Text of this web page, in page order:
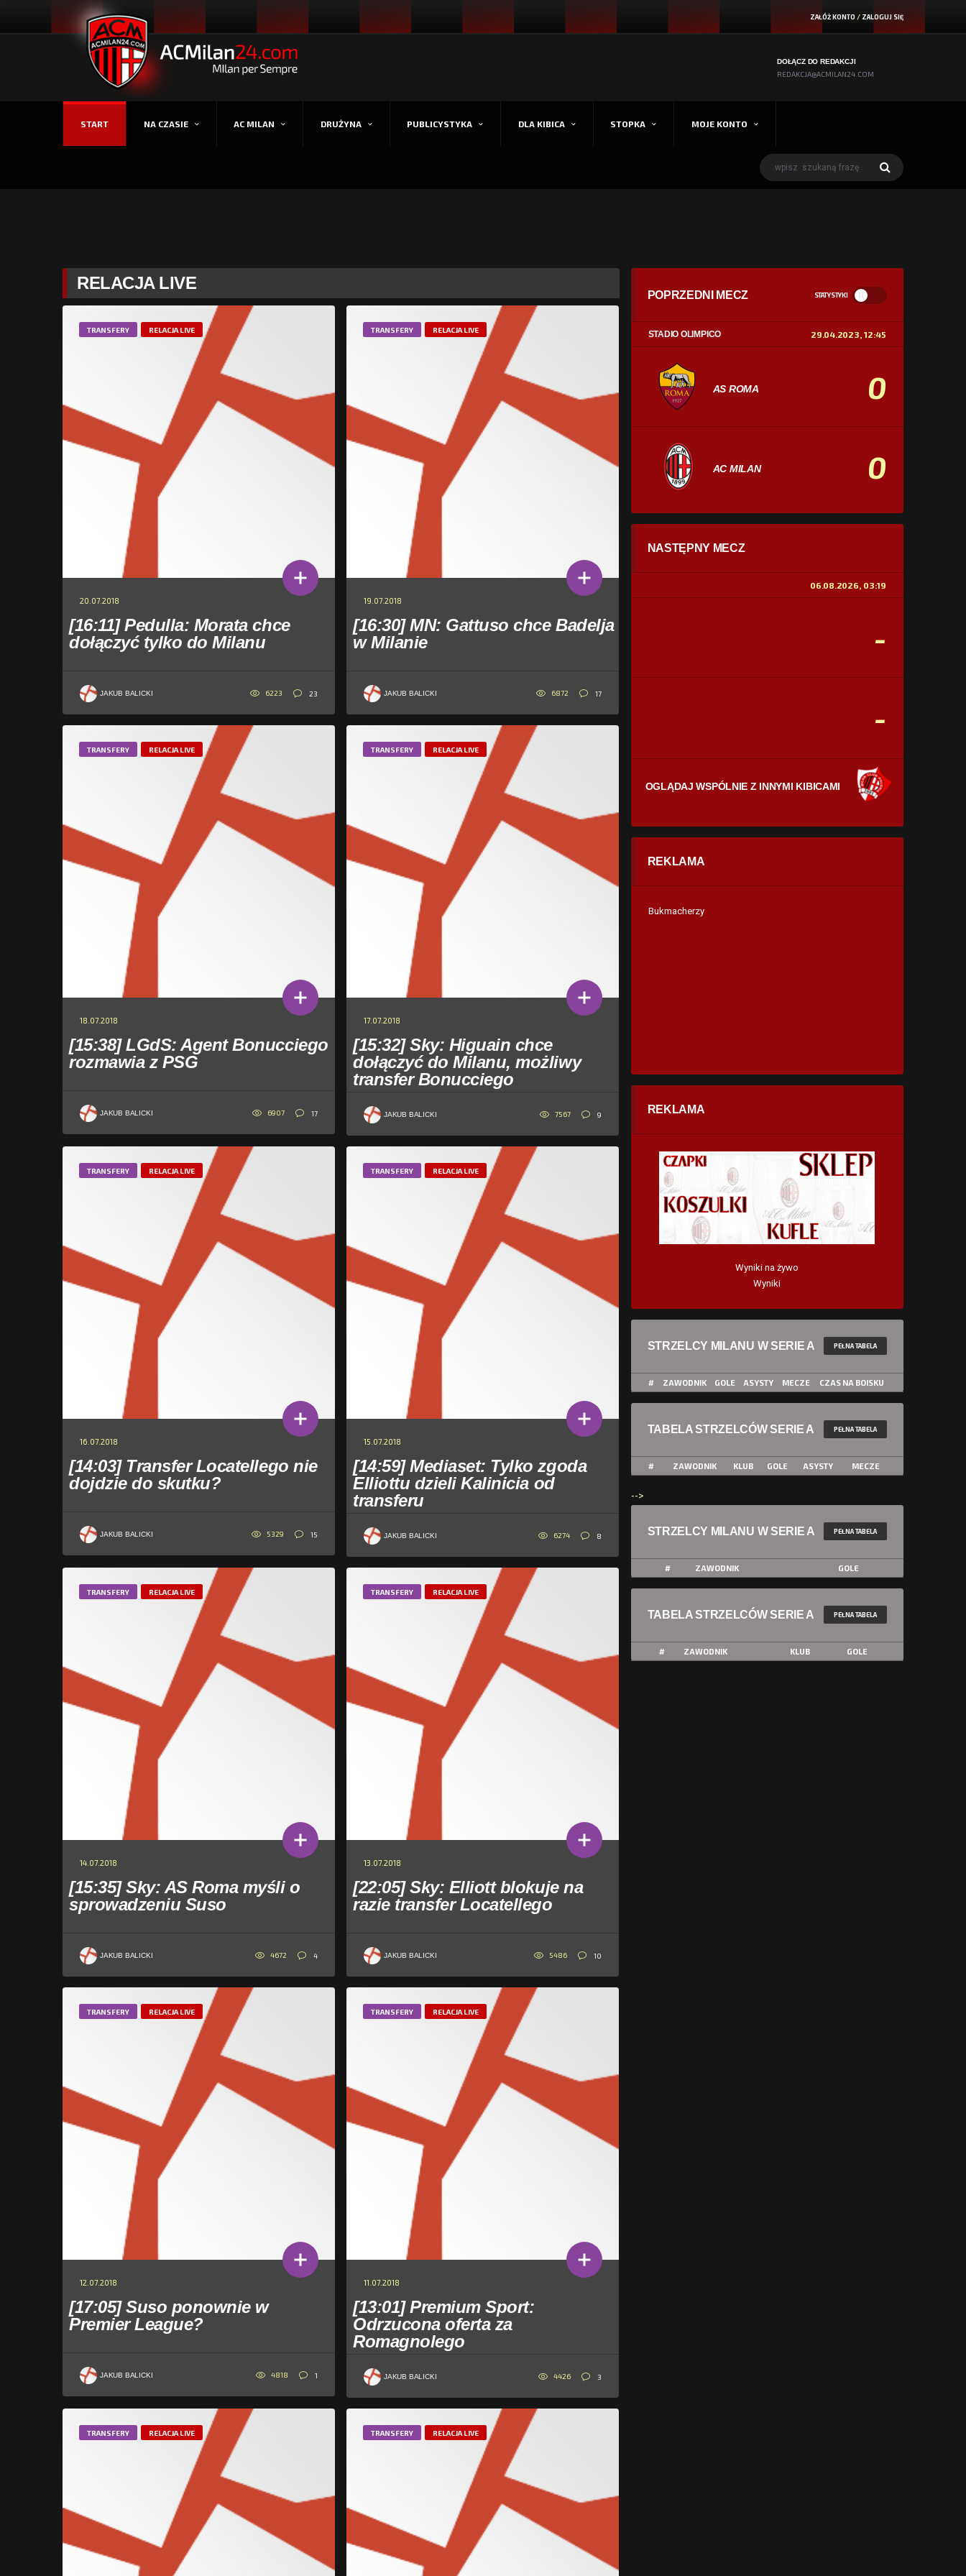
ZAŁÓŻ KONTO / ZALOGUJ SIĘ
DOŁĄCZ DO REDAKCJI
REDAKCJA@ACMILAN24.COM
START NA CZASIE AC MILAN DRUŻYNA PUBLICYSTYKA DLA KIBICA STOPKA MOJE KONTO
RELACJA LIVE
TRANSFERY RELACJA LIVE
20.07.2018
[16:11] Pedulla: Morata chce
dołączyć tylko do Milanu
JAKUB BALICKI 6223 23
TRANSFERY RELACJA LIVE
19.07.2018
[16:30] MN: Gattuso chce Badelja
w Milanie
JAKUB BALICKI 6872 17
TRANSFERY RELACJA LIVE
18.07.2018
[15:38] LGdS: Agent Bonucciego
rozmawia z PSG
JAKUB BALICKI 6907 17
TRANSFERY RELACJA LIVE
17.07.2018
[15:32] Sky: Higuain chce
dołączyć do Milanu, możliwy
transfer Bonucciego
JAKUB BALICKI 7567 9
TRANSFERY RELACJA LIVE
16.07.2018
[14:03] Transfer Locatellego nie
dojdzie do skutku?
JAKUB BALICKI 5329 15
TRANSFERY RELACJA LIVE
15.07.2018
[14:59] Mediaset: Tylko zgoda
Elliottu dzieli Kalinicia od
transferu
JAKUB BALICKI 6274 8
TRANSFERY RELACJA LIVE
14.07.2018
[15:35] Sky: AS Roma myśli o
sprowadzeniu Suso
JAKUB BALICKI 4672 4
TRANSFERY RELACJA LIVE
13.07.2018
[22:05] Sky: Elliott blokuje na
razie transfer Locatellego
JAKUB BALICKI 5486 10
TRANSFERY RELACJA LIVE
12.07.2018
[17:05] Suso ponownie w
Premier League?
JAKUB BALICKI 4818 1
TRANSFERY RELACJA LIVE
11.07.2018
[13:01] Premium Sport:
Odrzucona oferta za
Romagnolego
JAKUB BALICKI 4426 3
TRANSFERY RELACJA LIVE TRANSFERY RELACJA LIVE
POPRZEDNI MECZ STATYSTYKI
STADIO OLIMPICO 29.04.2023, 12:45
AS ROMA 0
AC MILAN 0
STATYSTYKI
0% 100%
NASTĘPNY MECZ
06.08.2026, 03:19
-
-
OGLĄDAJ WSPÓLNIE Z INNYMI KIBICAMI
REKLAMA
Bukmacherzy
REKLAMA
Wyniki na żywo
Wyniki
STRZELCY MILANU W SERIE A PEŁNA TABELA
# ZAWODNIK GOLE ASYSTY MECZE CZAS NA BOISKU
TABELA STRZELCÓW SERIE A PEŁNA TABELA
# ZAWODNIK KLUB GOLE ASYSTY MECZE
-->
STRZELCY MILANU W SERIE A PEŁNA TABELA
# ZAWODNIK GOLE
TABELA STRZELCÓW SERIE A PEŁNA TABELA
# ZAWODNIK KLUB GOLE